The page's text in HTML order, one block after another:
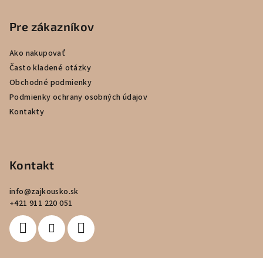
Pre zákazníkov
Ako nakupovať
Často kladené otázky
Obchodné podmienky
Podmienky ochrany osobných údajov
Kontakty
Kontakt
info@zajkousko.sk
+421 911 220 051